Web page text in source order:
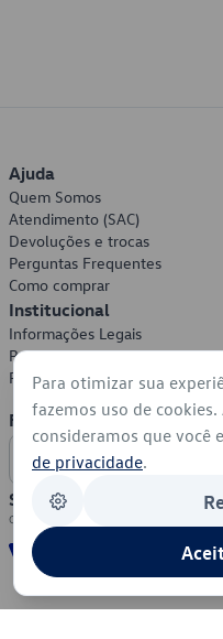
Ajuda
Quem Somos
Atendimento (SAC)
Devoluções e trocas
Perguntas Frequentes
Como comprar
Institucional
Informações Legais
Política de Privacidade
Política de Cookies
Formas de Pagamento
Segurança
Para otimizar sua
fazemos uso de
consideramos que você
de privacidade.